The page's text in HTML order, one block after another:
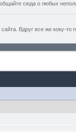
сюда о любых
Вдруг все же коку-то